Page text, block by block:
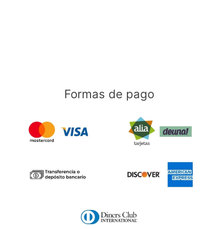
Formas de pago